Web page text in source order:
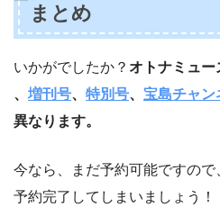
まとめ
いかがでしたか？ オトナミュー
、 増刊号、 特別号、 宝島チャン
異なります。
今なら、まだ予約可能ですの
予約完了してしまいましょう！